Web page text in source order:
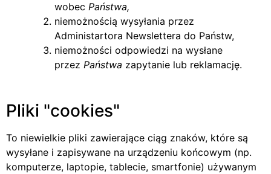
wobec Państwa,
niemożnością wysyłania przez
Administartora Newslettera do Państw,
niemożności odpowiedzi na wysłane
przez Państwa zapytanie lub reklamację.
Pliki cookies
To niewielkie pliki zawierające ciąg znaków, które są
wysyłane i zapisywane na urządzeniu końcowym (np.
komputerze, laptopie, tablecie, smartfonie) używanym